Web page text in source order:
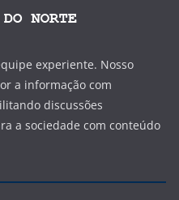
experiente. Nosso
a informação com
discussões
a sociedade com conteúdo